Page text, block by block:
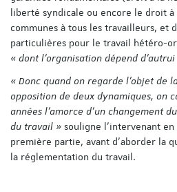
liberté syndicale ou encore le droit à
communes à tous les travailleurs, et
particulières pour le travail hétéro-
« dont l’organisation dépend d’autrui
« Donc quand on regarde l’objet de
opposition de deux dynamiques, on
années l’amorce d’un changement
du travail » souligne l’intervenant
première partie, avant d’aborder la
la réglementation du travail.